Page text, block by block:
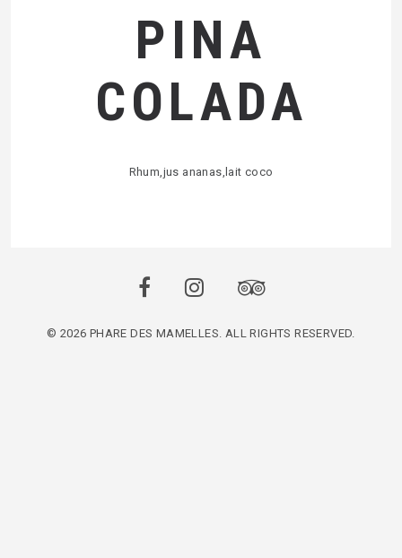
PINA
COLADA
Rhum,jus ananas,lait coco
© 2026 PHARE DES MAMELLES. ALL RIGHTS RESERVED.